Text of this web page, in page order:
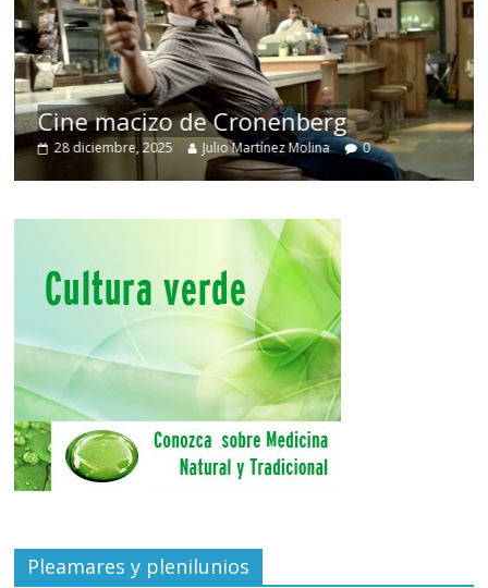
Cine macizo de Cronenberg
28 diciembre, 2025 Julio Martínez Molina 0
Pleamares y plenilunios